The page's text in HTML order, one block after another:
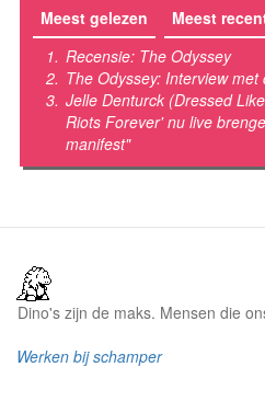
Meest gelezen (actieve
Meest
Recensie: The Odyssey
The Odyssey: Interview
Jelle Denturck (Dressed
Riots Forever' nu live
manifest"
Dino's zijn de maks. Mensen die
Werken bij schamper